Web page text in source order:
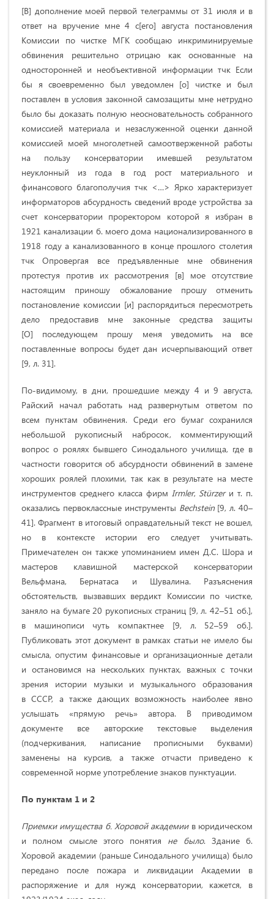
[В] дополнение моей первой телеграммы от 31 июля и в
ответ на вручение мне 4 с[его] августа постановления
Комиссии по чистке МГК сообщаю инкриминируемые
обвинения решительно отрицаю как основанные на
односторонней и необъективной информации тчк Если
бы я своевременно был уведомлен [о] чистке и был
поставлен в условия законной самозащиты мне нетрудно
было бы доказать полную неосновательность собранного
комиссией материала и незаслуженной оценки данной
комиссией моей многолетней самоотверженной работы
на пользу консерватории имевшей результатом
неуклонный из года в год рост материального и
финансового благополучия тчк <…> Ярко характеризует
информаторов абсурдность сведений вроде устройства за
счет консерватории проректором которой я избран в
1921 канализации б. моего дома национализированного в
1918 году а канализованного в конце прошлого столетия
тчк Опровергая все предъявленные мне обвинения
протестуя против их рассмотрения [в] мое отсутствие
настоящим приношу обжалование прошу отменить
постановление комиссии [и] распорядиться пересмотреть
дело предоставив мне законные средства защиты
[О] последующем прошу меня уведомить на все
поставленные вопросы будет дан исчерпывающий ответ
[9, л. 31].
По-видимому, в дни, прошедшие между 4 и 9 августа,
Райский начал работать над развернутым ответом по
всем пунктам обвинения. Среди его бумаг сохранился
небольшой рукописный набросок, комментирующий
вопрос о роялях бывшего Синодального училища, где в
частности говорится об абсурдности обвинений в замене
хороших роялей плохими, так как в результате на месте
инструментов среднего класса фирм Irmler, Stürzerи т. п.
оказались первоклассные инструменты Bechstein[9, л. 40–
41]. Фрагмент в итоговый оправдательный текст не вошел,
но в контексте истории его следует учитывать.
Примечателен он также упоминанием имен Д.С. Шора и
мастеров клавишной мастерской консерватории
Вельфмана, Бернатаса и Шувалина. Разъяснения
обстоятельств, вызвавших вердикт Комиссии по чистке,
заняло на бумаге 20 рукописных страниц [9, л. 42–51 об.],
в машинописи чуть компактнее [9, л. 52–59 об.].
Публиковать этот документ в рамках статьи не имело бы
смысла, опустим финансовые и организационные детали
и остановимся на нескольких пунктах, важных с точки
зрения истории музыки и музыкального образования
в СССР, а также дающих возможность наиболее явно
услышать «прямую речь» автора. В приводимом
документе все авторские текстовые выделения
(подчеркивания, написание прописными буквами)
заменены на курсив, а также отчасти приведено к
современной норме употребление знаков пунктуации.
По пунктам 1 и 2
Приемки имущества б. Хоровой академиив юридическом
и полном смысле этого понятия не было. Здание б.
Хоровой академии (раньше Синодального училища) было
передано после пожара и ликвидации Академии в
распоряжение и для нужд консерватории, кажется, в